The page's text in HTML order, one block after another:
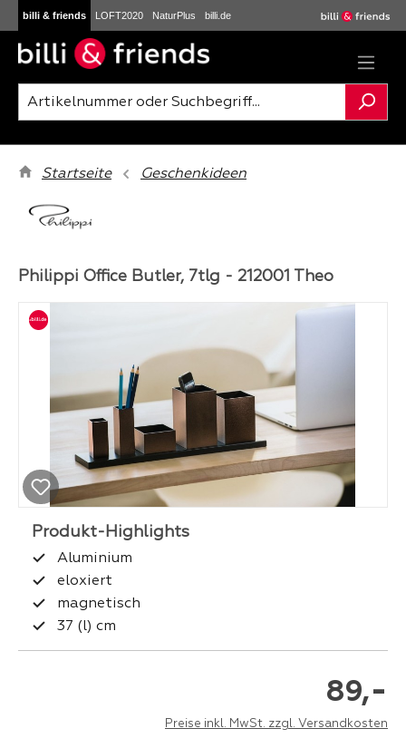
Zum Hauptinhalt springen
billi & friends LOFT2020 NaturPlus billi.de
Startseite Geschenkideen
Bildergalerie überspringen
Philippi Office Butler, 7tlg - 212001 Theo
Aluminium
eloxiert
magnetisch
37 (l) cm
89,-
Preise inkl. MwSt. zzgl. Versandkosten